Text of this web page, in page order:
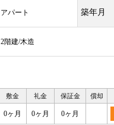
アパート 築年月
2階建/木造
敷金 礼金 保証金 償却
0ヶ月 0ヶ月 0ヶ月